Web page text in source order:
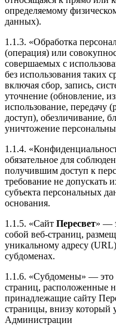
определяемому
данных).
1.1.3. «Обработка
(операция) или
совершаемых с
без использования таких
включая сбор, запись,
уточнение (обновление,
использование, передачу
доступ), обезличивание,
уничтожение
1.1.4.
обязательное для
получившим доступ к
требование не допускать
субъекта персональных
основания.
1.1.5. «Сайт Пересвет» —
собой веб-страниц,
уникальному адресу
субдоменах.
1.1.6. «Субдомены» — это
страниц, расположенные
принадлежащие сайту
страницы, внизу который
Администрации